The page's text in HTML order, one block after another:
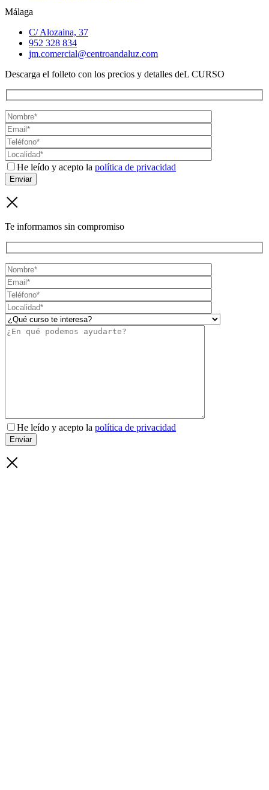
Málaga
C/ Alozaina, 37
952 328 834
jm.comercial@centroandaluz.com
Descarga el folleto con los precios y detalles deL CURSO
He leído y acepto la política de privacidad
Te informamos sin compromiso
He leído y acepto la política de privacidad